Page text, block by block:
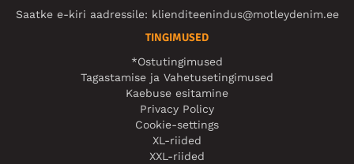
Saatke e-kiri aadressile: klienditeenindus@motleydenim.ee
TINGIMUSED
*Ostutingimused
Tagastamise ja Vahetusetingimused
Kaebuse esitamine
Privacy Policy
Cookie-settings
XL-riided
XXL-riided